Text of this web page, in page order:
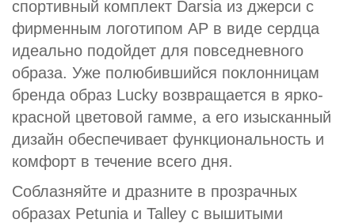
спортивный комплект Darsia из джерси с
фирменным логотипом AP в виде сердца
идеально подойдет для повседневного
образа. Уже полюбившийся поклонницам
бренда образ Lucky возвращается в ярко-
красной цветовой гамме, а его изысканный
дизайн обеспечивает функциональность и
комфорт в течение всего дня.
Соблазняйте и дразните в прозрачных
образах Petunia и Talley с вышитыми